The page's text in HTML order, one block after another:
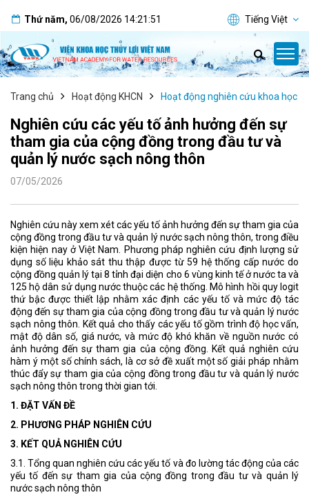
Thứ năm, 06/08/2026 14:21:51 Tiếng Việt
Trang chủ Hoạt động KHCN Hoạt động nghiên cứu khoa học
Nghiên cứu các yếu tố ảnh hưởng đến sự
tham gia của cộng đồng trong đầu tư và
quản lý nước sạch nông thôn
07/05/2026
Nghiên cứu này xem xét các yếu tố ảnh hưởng đến sự tham gia của
cộng đồng trong đầu tư và quản lý nước sạch nông thôn, trong điều
kiện hiện nay ở Việt Nam. Phương pháp nghiên cứu định lượng sử
dụng số liệu khảo sát thu thập được từ 59 hệ thống cấp nước do
cộng đồng quản lý tại 8 tỉnh đại diện cho 6 vùng kinh tế ở nước ta và
125 hộ dân sử dụng nước thuộc các hệ thống. Mô hình hồi quy logit
thứ bậc được thiết lập nhằm xác định các yếu tố và mức độ tác
động đến sự tham gia của cộng đồng trong đầu tư và quản lý nước
sạch nông thôn. Kết quả cho thấy các yếu tố gồm trình độ học vấn,
mật độ dân số, giá nước, và mức độ khó khăn về nguồn nước có
ảnh hưởng đến sự tham gia của cộng đồng. Kết quả nghiên cứu
hàm ý một số chính sách, là cơ sở đề xuất một số giải pháp nhằm
thúc đẩy sự tham gia của cộng đồng trong đầu tư và quản lý nước
sạch nông thôn trong thời gian tới.
1. ĐẶT VẤN ĐỀ
2. PHƯƠNG PHÁP NGHIÊN CỨU
3. KẾT QUẢ NGHIÊN CỨU
3.1. Tổng quan nghiên cứu các yếu tố và đo lường tác động của các
yếu tố đến sự tham gia của cộng đồng trong đầu tư và quản lý
nước sạch nông thôn